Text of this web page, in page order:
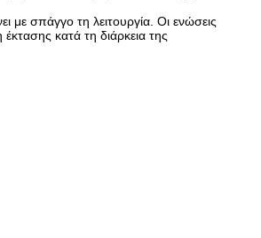
με σπάγγο τη λειτουργία. Οι ενώσεις
κατά τη διάρκεια της